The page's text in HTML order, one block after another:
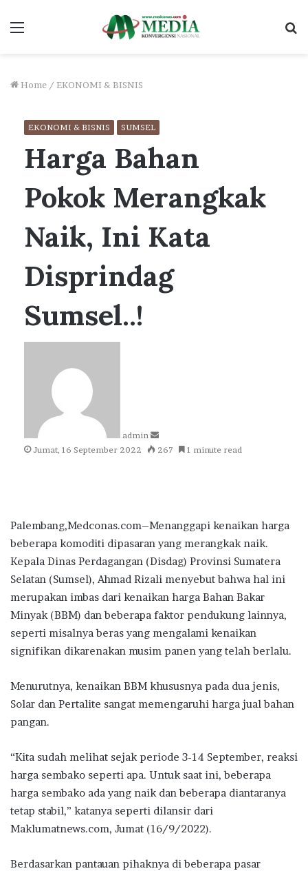
Menu
Home / EKONOMI & BISNIS
EKONOMI & BISNIS SUMSEL
Harga Bahan
Pokok Merangkak
Naik, Ini Kata
Disprindag
Sumsel..!
admin
Jumat, 16 September 2022 267 1 minute read
Palembang,Medconas.com–Menanggapi kenaikan harga
beberapa komoditi dipasaran yang merangkak naik.
Kepala Dinas Perdagangan (Disdag) Provinsi Sumatera
Selatan (Sumsel), Ahmad Rizali menyebut bahwa hal ini
merupakan imbas dari kenaikan harga Bahan Bakar
Minyak (BBM) dan beberapa faktor pendukung lainnya,
seperti misalnya beras yang mengalami kenaikan
signifikan dikarenakan musim panen yang telah berlalu.
Menurutnya, kenaikan BBM khususnya pada dua jenis,
Solar dan Pertalite sangat memengaruhi harga jual bahan
pangan.
“Kita sudah melihat sejak periode 3-14 September, reaksi
harga sembako seperti apa. Untuk saat ini, beberapa
harga sembako ada yang naik dan beberapa diantaranya
tetap stabil,” katanya seperti dilansir dari
Maklumatnews.com, Jumat (16/9/2022).
Berdasarkan pantauan pihaknya di beberapa pasar